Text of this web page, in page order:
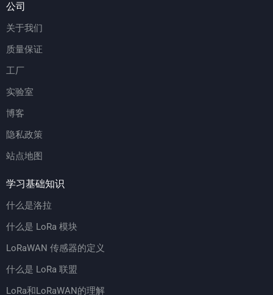
公司
关于我们
质量保证
工厂
实验室
博客
隐私政策
站点地图
学习基础知识
什么是洛拉
什么是 LoRa 模块
LoRaWAN 传感器的定义
什么是 LoRa 联盟
LoRa和LoRaWAN的理解